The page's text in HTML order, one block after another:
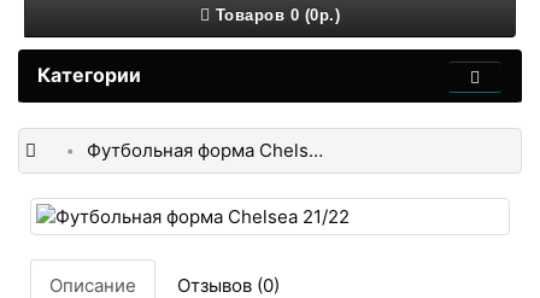
Товаров 0 (0р.)
Категории
Футбольная форма Chelsea 21/22
Описание Отзывов (0)